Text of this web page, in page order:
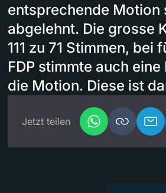
entsprechende Motion
abgelehnt. Die grosse
111 zu 71 Stimmen,
FDP stimmte auch
die Motion. Diese ist
Jetzt teilen